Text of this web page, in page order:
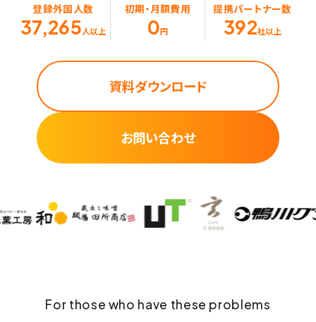
登録外国人数
37,265人以上
初期・月額費用
0円
提携パートナー数
392社以上
資料ダウンロード
お問い合わせ
For those who have these problems